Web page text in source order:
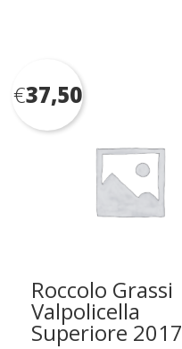
Roccolo Grassi
Valpolicella
Superiore 2017
€37,50